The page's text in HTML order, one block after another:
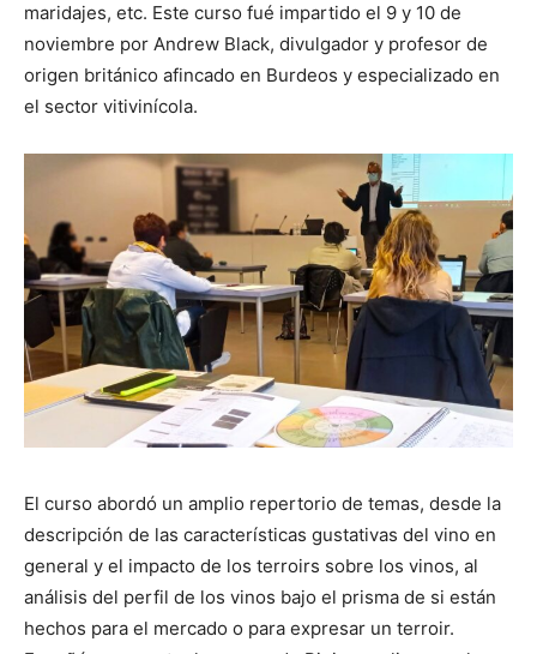
maridajes, etc. Este curso fué impartido el 9 y 10 de
noviembre por Andrew Black, divulgador y profesor de
origen británico afincado en Burdeos y especializado en
el sector vitivinícola.
El curso abordó un amplio repertorio de temas, desde la
descripción de las características gustativas del vino en
general y el impacto de los terroirs sobre los vinos, al
análisis del perfil de los vinos bajo el prisma de si están
hechos para el mercado o para expresar un terroir.